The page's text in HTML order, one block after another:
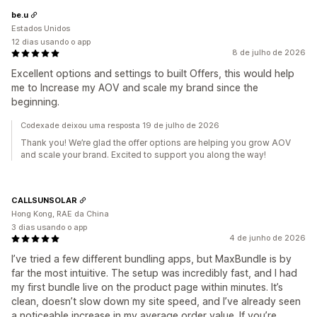
8 de julho de 2026
Excellent options and settings to built Offers, this would help
me to Increase my AOV and scale my brand since the
beginning.
be.u
Estados Unidos
12 dias usando o app
Codexade deixou uma resposta 19 de julho de 2026
Thank you! We’re glad the offer options are helping you grow AOV
and scale your brand. Excited to support you along the way!
4 de junho de 2026
I’ve tried a few different bundling apps, but MaxBundle is by
far the most intuitive. The setup was incredibly fast, and I had
my first bundle live on the product page within minutes. It’s
clean, doesn’t slow down my site speed, and I’ve already seen
CALLSUNSOLAR
Hong Kong, RAE da China
3 dias usando o app